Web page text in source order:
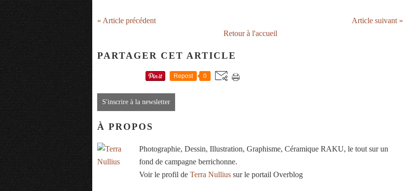
« Article précédent
Article suivant »
Retour à l'accueil
PARTAGER CET ARTICLE
Repost 0
S'inscrire à la newsletter
À PROPOS
Photographie, Dessin, Illustration, Graphisme, Céramique RAKU, le tout sur un
fond de campagne berrichonne.
Voir le profil de Terra Nullius sur le portail Overblog